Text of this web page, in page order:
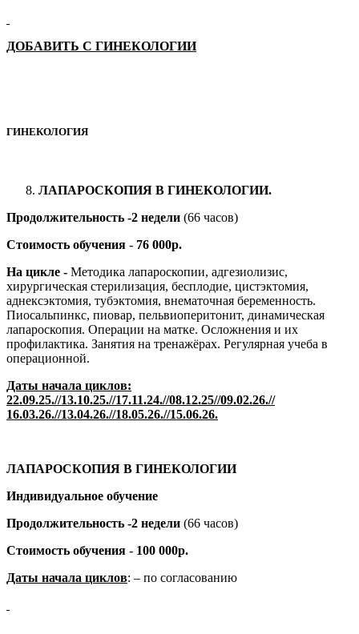
ДОБАВИТЬ С ГИНЕКОЛОГИИ
ГИНЕКОЛОГИЯ
ЛАПАРОСКОПИЯ В ГИНЕКОЛОГИИ.
Продолжительность -2 недели (66 часов)
Стоимость обучения - 76 000р.
На цикле - Методика лапароскопии, адгезиолизис,
хирургическая стерилизация, бесплодие, цистэктомия,
аднексэктомия, тубэктомия, внематочная беременность.
Пиосальпинкс, пиовар, пельвиоперитонит, динамическая
лапароскопия. Операции на матке. Осложнения и их
профилактика. Занятия на тренажёрах. Регулярная учеба в
операционной.
Даты начала циклов:
22.09.25.//13.10.25.//17.11.24.//08.12.25//09.02.26.//
16.03.26.//13.04.26.//18.05.26.//15.06.26.
ЛАПАРОСКОПИЯ В ГИНЕКОЛОГИИ
Индивидуальное обучение
Продолжительность -2 недели (66 часов)
Стоимость обучения - 100 000р.
Даты начала циклов: – по согласованию